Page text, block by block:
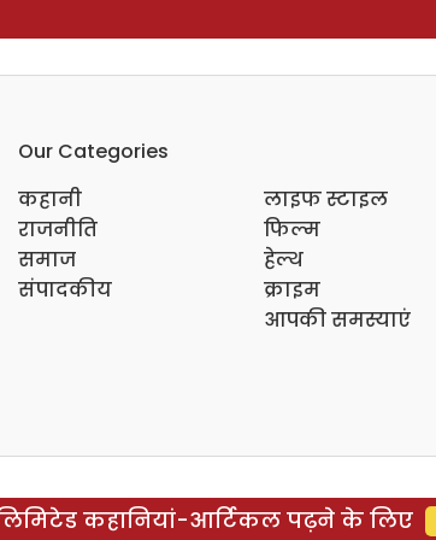
Our Categories
कहानी
राजनीति
समाज
संपादकीय
लाइफ स्टाइल
फिल्म
हेल्थ
क्राइम
आपकी समस्याएं
कहानियां-आर्टिकल पढ़ने के लिए